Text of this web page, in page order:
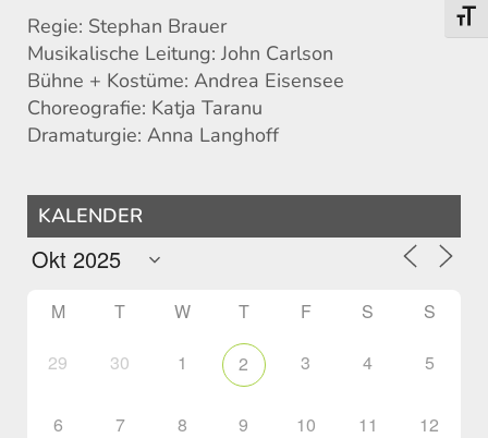
Regie: Stephan Brauer
Musikalische Leitung: John Carlson
Bühne + Kostüme: Andrea Eisensee
Choreografie: Katja Taranu
Dramaturgie: Anna Langhoff
KALENDER
M T W T F S S
29 30 1 2 3 4 5
6 7 8 9 10 11 12